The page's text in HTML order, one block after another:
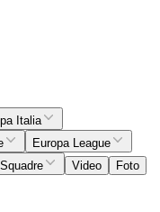
Italia
Europa League
Squadre Video
Foto